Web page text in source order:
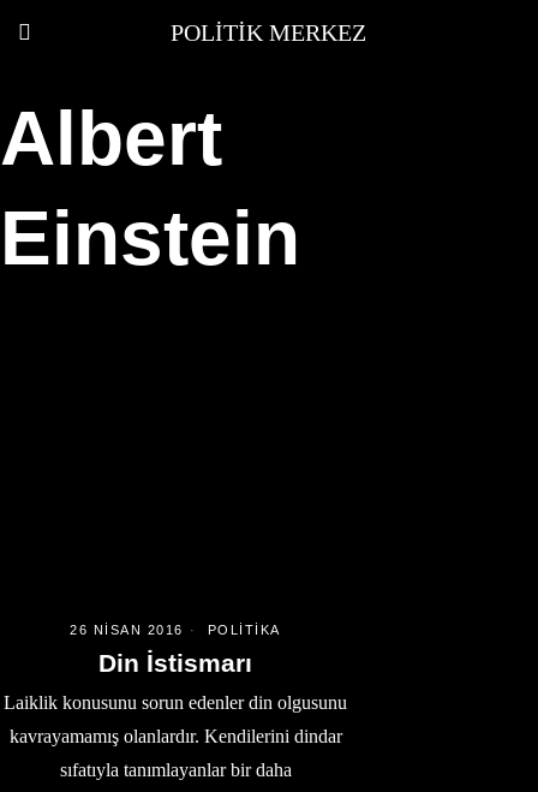
POLITIK MERKEZ
Albert
Einstein
26 NISAN 2016 POLITIKA
Din İstismarı
Laiklik konusunu sorun edenler din olgusunu
kavrayamamış olanlardır. Kendilerini dindar
sıfatıyla tanımlayanlar bir daha